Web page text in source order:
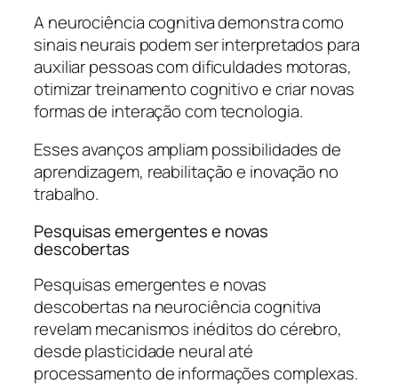
A neurociência cognitiva demonstra como
sinais neurais podem ser interpretados para
auxiliar pessoas com dificuldades motoras,
otimizar treinamento cognitivo e criar novas
formas de interação com tecnologia.
Esses avanços ampliam possibilidades de
aprendizagem, reabilitação e inovação no
trabalho.
Pesquisas emergentes e novas
descobertas
Pesquisas emergentes e novas
descobertas na neurociência cognitiva
revelam mecanismos inéditos do cérebro,
desde plasticidade neural até
processamento de informações complexas.